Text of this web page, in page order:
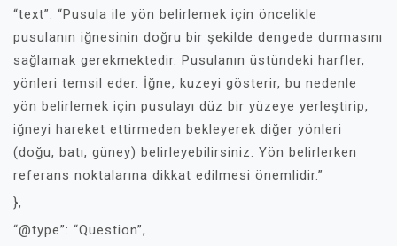
“text”: “Pusula ile yön belirlemek için öncelikle
pusulanın iğnesinin doğru bir şekilde dengede durmasını
sağlamak gerekmektedir. Pusulanın üstündeki harfler,
yönleri temsil eder. İğne, kuzeyi gösterir, bu nedenle
yön belirlemek için pusulayı düz bir yüzeye yerleştirip,
iğneyi hareket ettirmeden bekleyerek diğer yönleri
(doğu, batı, güney) belirleyebilirsiniz. Yön belirlerken
referans noktalarına dikkat edilmesi önemlidir.”
},
“@type”: “Question”,